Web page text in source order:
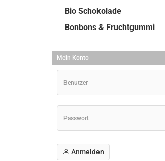
Bio Schokolade
Bonbons & Fruchtgummi
Mein Konto
Anmelden